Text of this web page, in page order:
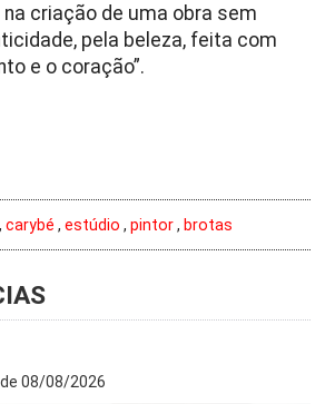
criação de uma obra sem
pela beleza, feita com
e o coração”.
,carybé ,estúdio ,pintor, brotas
08/08/2026